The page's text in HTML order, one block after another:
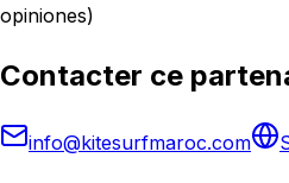
opiniones)
Contacter ce
info@kitesurfmaroc.com